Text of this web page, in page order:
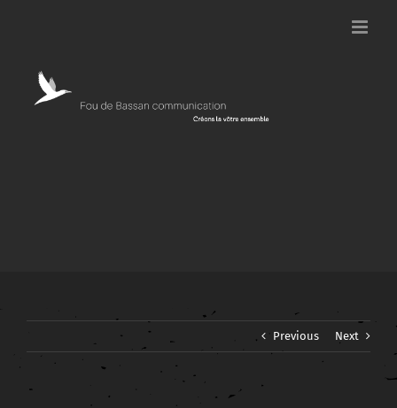
Previous Next